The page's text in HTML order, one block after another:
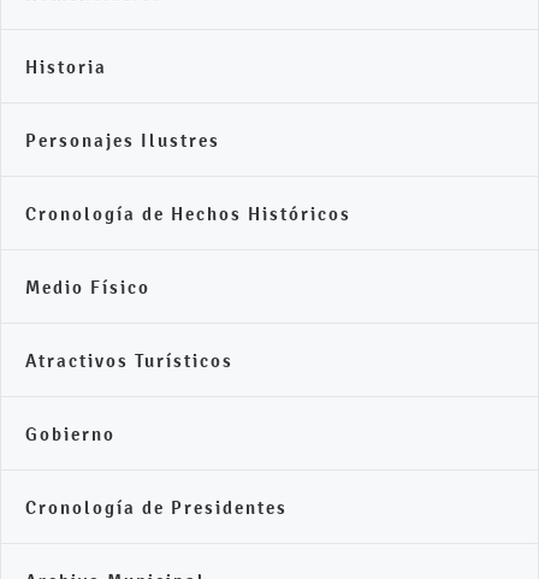
Historia
Personajes Ilustres
Cronología de Hechos Históricos
Medio Físico
Atractivos Turísticos
Gobierno
Cronología de Presidentes